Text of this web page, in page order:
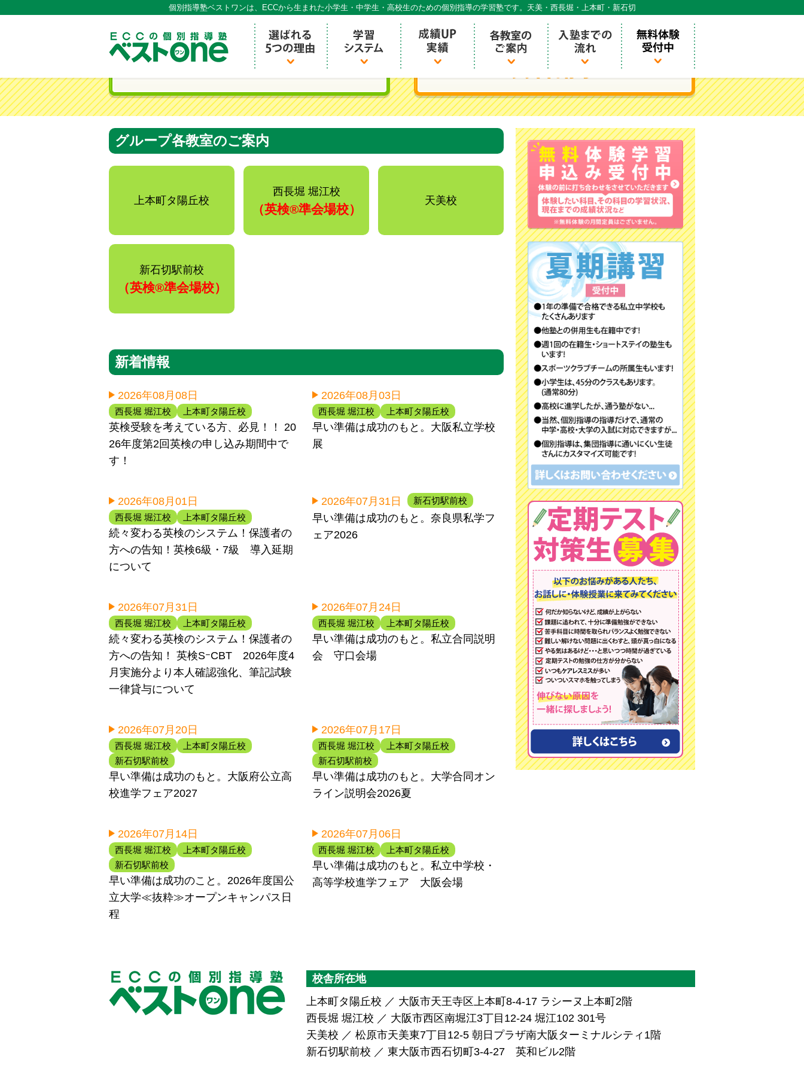
個別指導塾ベストワンは、ECCから生まれた小学生・中学生・高校生のための個別指導の学習塾です。天美・西長堀・上本町・新石切
ECCの個別指導ECCベストワン
グループ各教室のご案内
上本町タ陽丘校
西長堀 堀江校
（英検®️準会場校）
天美校
新石切駅前校
（英検®️準会場校）
新着情報
2026年08月08日
西長堀 堀江校 上本町タ陽丘校
英検受験を考えている方、必見！！ 20
26年度第2回英検の申し込み期間中で
す！
2026年08月03日
西長堀 堀江校 上本町タ陽丘校
早い準備は成功のもと。大阪私立学校
展
2026年08月01日
西長堀 堀江校 上本町タ陽丘校
続々変わる英検のシステム！保護者の
方への告知！英検6級・7級 導入延期
について
2026年07月31日 新石切駅前校
早い準備は成功のもと。奈良県私学フ
ェア2026
2026年07月31日
西長堀 堀江校 上本町タ陽丘校
続々変わる英検のシステム！保護者の
方への告知！ 英検SｰCBT 2026年度4
月実施分より本人確認強化、筆記試験
一律貸与について
2026年07月24日
西長堀 堀江校 上本町タ陽丘校
早い準備は成功のもと。私立合同説明
会 守口会場
2026年07月20日
西長堀 堀江校
上本町タ陽丘校
新石切駅前校
早い準備は成功のもと。大阪府公立高
校進学フェア2027
2026年07月17日
西長堀 堀江校
上本町タ陽丘校
新石切駅前校
早い準備は成功のもと。大学合同オン
ライン説明会2026夏
2026年07月14日
西長堀 堀江校
上本町タ陽丘校
新石切駅前校
早い準備は成功のこと。2026年度国公
立大学≪抜粋≫オープンキャンパス日
程
2026年07月06日
西長堀 堀江校 上本町タ陽丘校
早い準備は成功のもと。私立中学校・
高等学校進学フェア 大阪会場
校舎所在地
上本町タ陽丘校 ／ 大阪市天王寺区上本町8-4-17 ラシーヌ上本町2階
西長堀 堀江校 ／ 大阪市西区南堀江3丁目12-24 堀江102 301号
天美校 ／ 松原市天美東7丁目12-5 朝日プラザ南大阪ターミナルシティ1階
新石切駅前校 ／ 東大阪市西石切町3-4-27 英和ビル2階